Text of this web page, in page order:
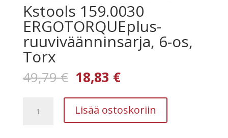
Kstools 159.0030
ERGOTORQUEplus-
ruuviväänninsarja, 6-os,
Torx
49,79€ Alkuperäinen
hinta
oli:
49,79 €.
18,83 €Nykyinen
hinta
on:
18,83 €.
159.0030
Lisää ostoskoriin